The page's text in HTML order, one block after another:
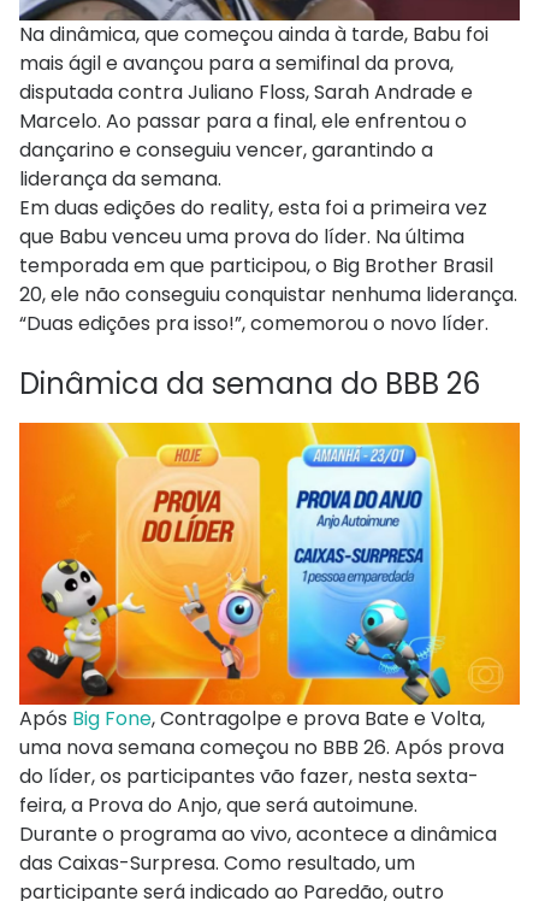
Na dinâmica, que começou ainda à tarde, Babu foi
mais ágil e avançou para a semifinal da prova,
disputada contra Juliano Floss, Sarah Andrade e
Marcelo. Ao passar para a final, ele enfrentou o
dançarino e conseguiu vencer, garantindo a
liderança da semana.
Em duas edições do reality, esta foi a primeira vez
que Babu venceu uma prova do líder. Na última
temporada em que participou, o Big Brother Brasil
20, ele não conseguiu conquistar nenhuma liderança.
“Duas edições pra isso!”, comemorou o novo líder.
Dinâmica da semana do BBB 26
Após Big Fone, Contragolpe e prova Bate e Volta,
uma nova semana começou no BBB 26. Após prova
do líder, os participantes vão fazer, nesta sexta-
feira, a Prova do Anjo, que será autoimune.
Durante o programa ao vivo, acontece a dinâmica
das Caixas-Surpresa. Como resultado, um
participante será indicado ao Paredão, outro